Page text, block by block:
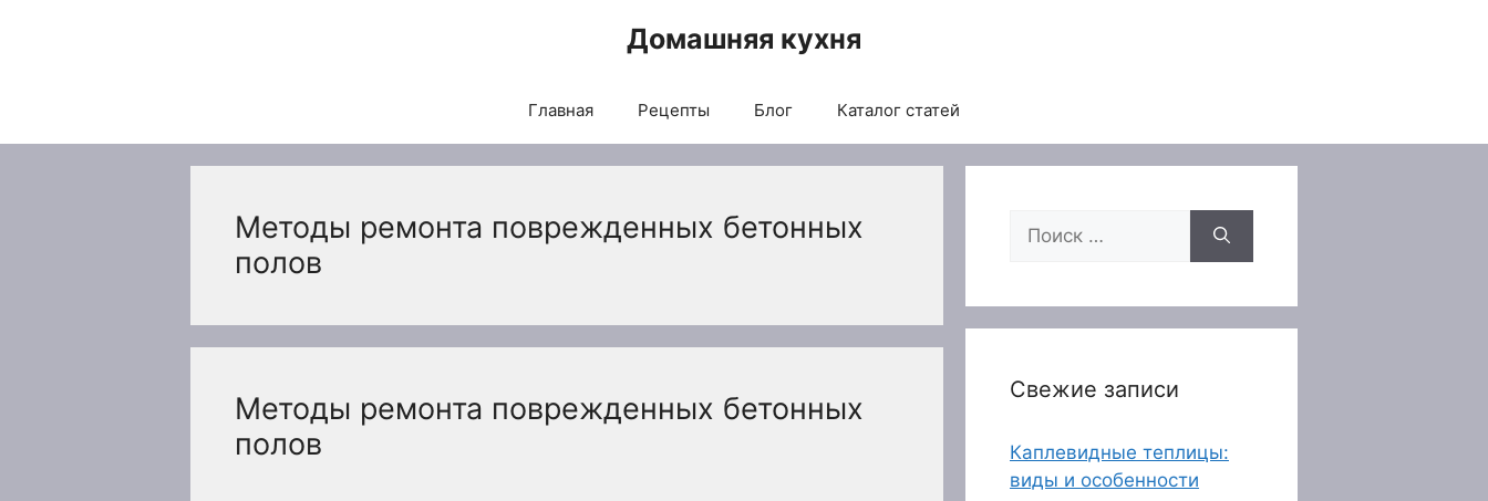
Домашняя кухня
Главная Рецепты Блог Каталог статей
Методы ремонта поврежденных бетонных
полов
Методы ремонта поврежденных бетонных
полов
Поиск:
Свежие записи
Каплевидные теплицы:
виды и особенности